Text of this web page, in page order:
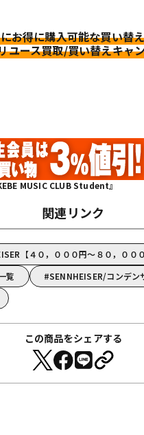
お得に購入可能な買い替
ユース買取/買い替えキャ
MUSIC CLUB Student』
関連リンク
【４０，０００円～８０，００
覧
SENNHEISER/コンデン
この商品をシェアする